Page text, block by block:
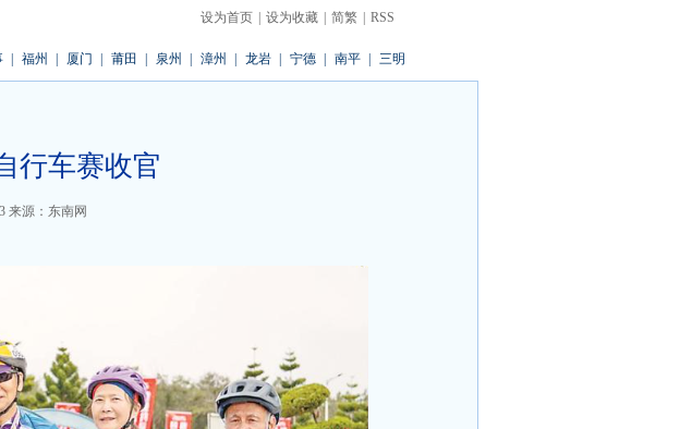
设为首页 设为收藏 简繁 RSS
福州 厦门 莆田 泉州 漳州 龙岩 宁德 南平 三明
行车赛收官
来源：东南网